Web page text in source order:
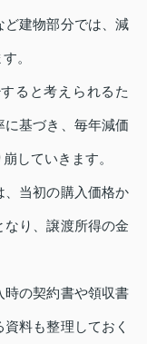
ど建物部分では、減
。
ると考えられるた
基づき、毎年減価
していきます。
、当初の購入価格か
なり、譲渡所得の金
時の契約書や領収書
料も整理しておく